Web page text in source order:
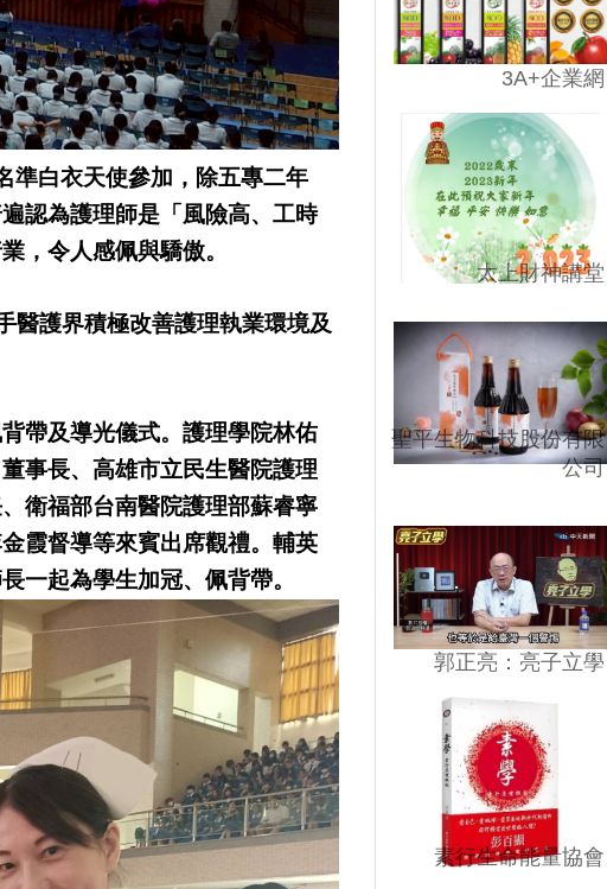
準白衣天使參加，除五專二年
認為護理師是「風險高、工時
，令人感佩與驕傲。
醫護界積極改善護理執業環境及
帶及導光儀式。護理學院林佑
事長、高雄市立民生醫院護理
衛福部台南醫院護理部蘇睿寧
霞督導等來賓出席觀禮。輔英
一起為學生加冠、佩背帶。
3A+企業網
太上財神講堂
聖平生物科技股份有限
公司
郭正亮：亮子立學
素行生命能量協會